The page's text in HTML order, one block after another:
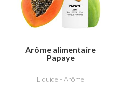
Arôme alimentaire
Papaye
Liquide - Arôme